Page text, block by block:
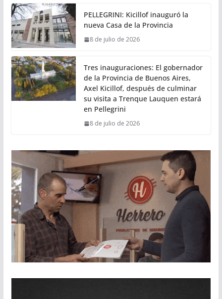
PELLEGRINI: Kicillof inauguró la
nueva Casa de la Provincia
8 de julio de 2026
Tres inauguraciones: El gobernador
de la Provincia de Buenos Aires,
Axel Kicillof, después de culminar
su visita a Trenque Lauquen estará
en Pellegrini
8 de julio de 2026